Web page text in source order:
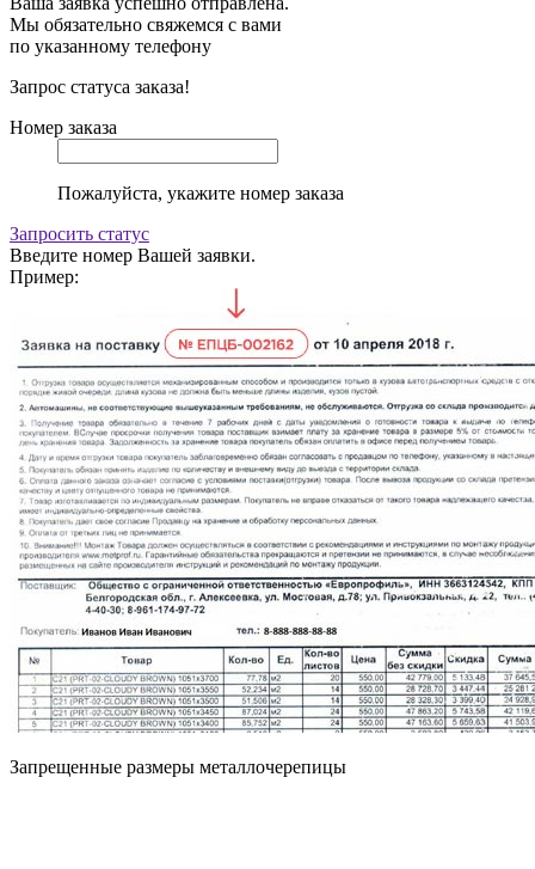
Мы обязательно свяжемся с вами
по указанному телефону
Запрос статуса заказа!
Номер заказа
Пожалуйста, укажите номер заказа
Запросить статус
Введите номер Вашей заявки.
Пример:
Запрещенные размеры металлочерепицы